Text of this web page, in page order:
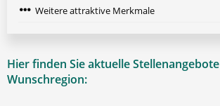
Weitere attraktive Merkmale
Hier finden Sie aktuelle
Wunschregion: